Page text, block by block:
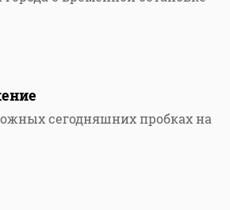
сегодняшних пробках на